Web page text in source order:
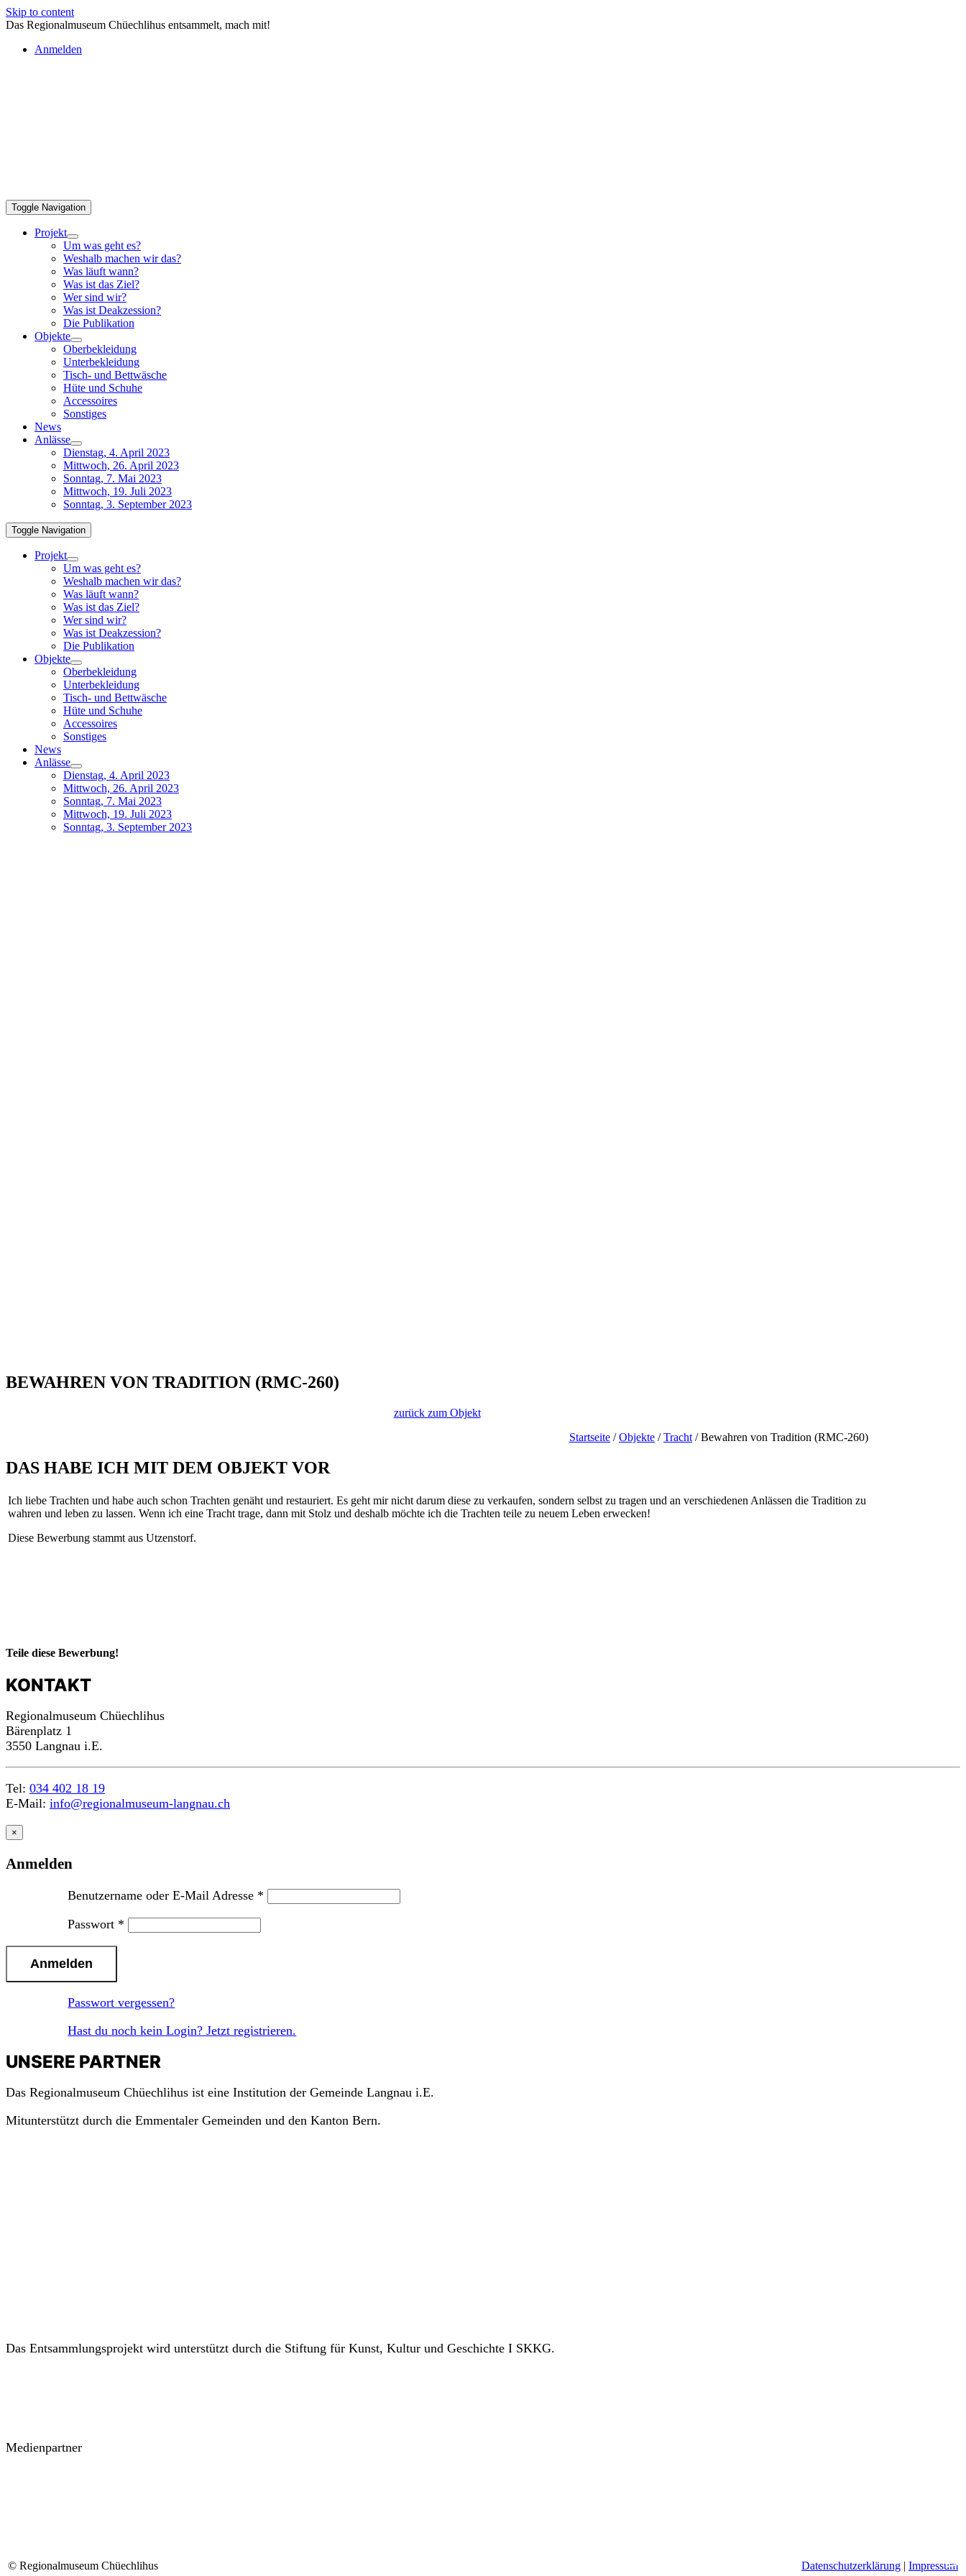
Skip to content
Das Regionalmuseum Chüechlihus entsammelt, mach mit!
Anmelden
Toggle Navigation
Projekt
Um was geht es?
Weshalb machen wir das?
Was läuft wann?
Was ist das Ziel?
Wer sind wir?
Was ist Deakzession?
Die Publikation
Objekte
Oberbekleidung
Unterbekleidung
Tisch- und Bettwäsche
Hüte und Schuhe
Accessoires
Sonstiges
News
Anlässe
Dienstag, 4. April 2023
Mittwoch, 26. April 2023
Sonntag, 7. Mai 2023
Mittwoch, 19. Juli 2023
Sonntag, 3. September 2023
Toggle Navigation
Projekt
Um was geht es?
Weshalb machen wir das?
Was läuft wann?
Was ist das Ziel?
Wer sind wir?
Was ist Deakzession?
Die Publikation
Objekte
Oberbekleidung
Unterbekleidung
Tisch- und Bettwäsche
Hüte und Schuhe
Accessoires
Sonstiges
News
Anlässe
Dienstag, 4. April 2023
Mittwoch, 26. April 2023
Sonntag, 7. Mai 2023
Mittwoch, 19. Juli 2023
Sonntag, 3. September 2023
BEWAHREN VON TRADITION (RMC-260)
zurück zum Objekt
Startseite /Objekte /Tracht / Bewahren von Tradition (RMC-260)
DAS HABE ICH MIT DEM OBJEKT VOR
Ich liebe Trachten und habe auch schon Trachten genäht und restauriert. Es geht mir nicht darum diese zu verkaufen, sondern selbst zu tragen und an verschiedenen Anlässen die Tradition zu
wahren und leben zu lassen. Wenn ich eine Tracht trage, dann mit Stolz und deshalb möchte ich die Trachten teile zu neuem Leben erwecken!
Diese Bewerbung stammt aus Utzenstorf.
Teile diese Bewerbung!
KONTAKT
Regionalmuseum Chüechlihus
Bärenplatz 1
3550 Langnau i.E.
Tel: 034 402 18 19
E-Mail: info@regionalmuseum-langnau.ch
×
Anmelden
Benutzername oder E-Mail Adresse *
Passwort *
Passwort vergessen?
Hast du noch kein Login? Jetzt registrieren.
UNSERE PARTNER
Das Regionalmuseum Chüechlihus ist eine Institution der Gemeinde Langnau i.E.
Mitunterstützt durch die Emmentaler Gemeinden und den Kanton Bern.
Das Entsammlungsprojekt wird unterstützt durch die Stiftung für Kunst, Kultur und Geschichte I SKKG.
Medienpartner
© Regionalmuseum Chüechlihus Datenschutzerklärung | Impressum